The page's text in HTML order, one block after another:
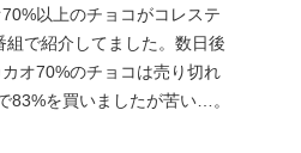
以上のチョコがコレステ
組で紹介してました。数日後
オ70%のチョコは売り切れ
83%を買いましたが苦い…。